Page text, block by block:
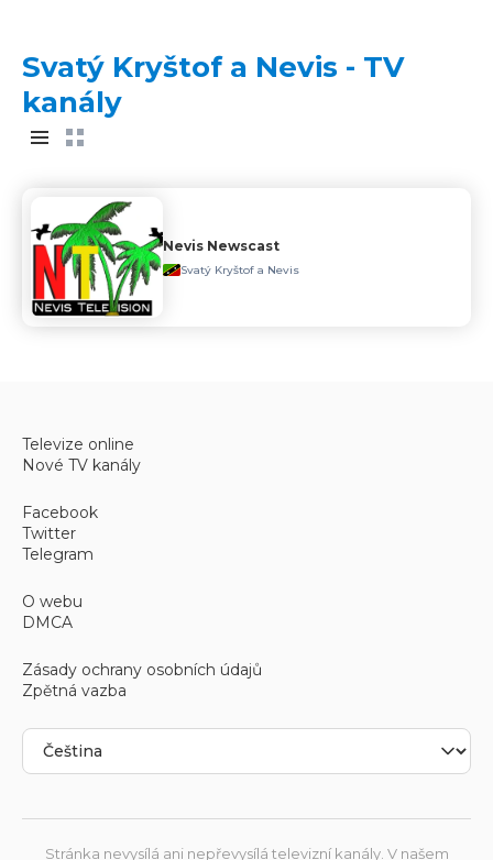
Svatý Kryštof a Nevis - TV
kanály
Nevis Newscast
Svatý Kryštof a Nevis
Televize online
Nové TV kanály
Facebook
Twitter
Telegram
O webu
DMCA
Zásady ochrany osobních údajů
Zpětná vazba
Stránka nevysílá ani nepřevysílá televizní kanály. V našem